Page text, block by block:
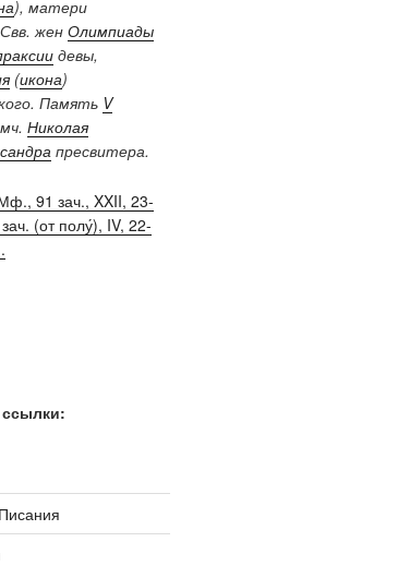
), матери
жен Олимпиады
девы,
(икона)
Память V
Николая
пресвитера.
91 зач., XXII, 23-
(от полу́), IV, 22-